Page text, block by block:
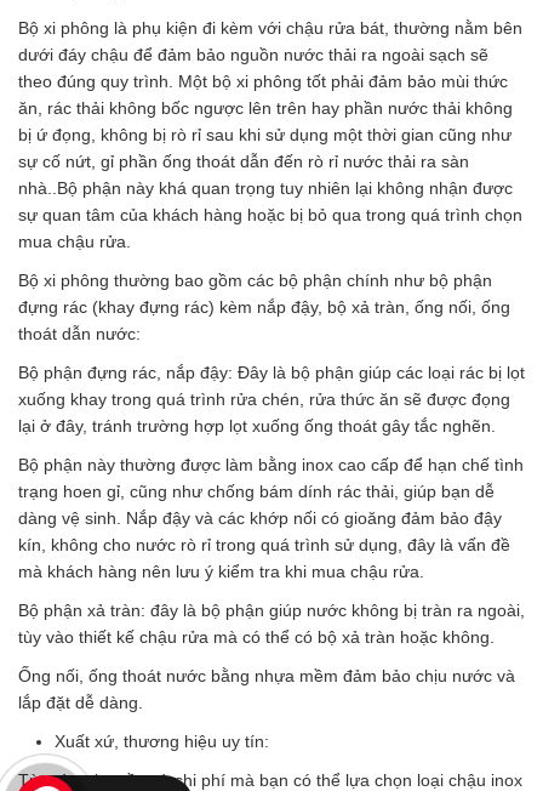
Bộ xi phông là phụ kiện đi kèm với chậu rửa bát, thường nằm bên
dưới đáy chậu để đảm bảo nguồn nước thải ra ngoài sạch sẽ
theo đúng quy trình. Một bộ xi phông tốt phải đảm bảo mùi thức
ăn, rác thải không bốc ngược lên trên hay phần nước thải không
bị ứ đọng, không bị rò rỉ sau khi sử dụng một thời gian cũng như
sự cố nứt, gỉ phần ống thoát dẫn đến rò rỉ nước thải ra sàn
nhà..Bộ phận này khá quan trọng tuy nhiên lại không nhận được
sự quan tâm của khách hàng hoặc bị bỏ qua trong quá trình chọn
mua chậu rửa.
Bộ xi phông thường bao gồm các bộ phận chính như bộ phận
đựng rác (khay đựng rác) kèm nắp đậy, bộ xả tràn, ống nối, ống
thoát dẫn nước:
Bộ phận đựng rác, nắp đậy: Đây là bộ phận giúp các loại rác bị lọt
xuống khay trong quá trình rửa chén, rửa thức ăn sẽ được đọng
lại ở đây, tránh trường hợp lọt xuống ống thoát gây tắc nghẽn.
Bộ phận này thường được làm bằng inox cao cấp để hạn chế tình
trạng hoen gỉ, cũng như chống bám dính rác thải, giúp bạn dễ
dàng vệ sinh. Nắp đậy và các khớp nối có gioăng đảm bảo đậy
kín, không cho nước rò rỉ trong quá trình sử dụng, đây là vấn đề
mà khách hàng nên lưu ý kiểm tra khi mua chậu rửa.
Bộ phận xả tràn: đây là bộ phận giúp nước không bị tràn ra ngoài,
tùy vào thiết kế chậu rửa mà có thể có bộ xả tràn hoặc không.
Ống nối, ống thoát nước bằng nhựa mềm đảm bảo chịu nước và
lắp đặt dễ dàng.
Xuất xứ, thương hiệu uy tín:
Tùy vào nhu cầu và chi phí mà bạn có thể lựa chọn loại chậu inox